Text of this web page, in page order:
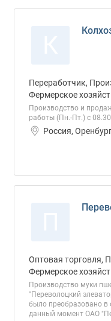
Переработчик,
Фермерское
Производство и
работы (Пн.-Пт.) с
Россия,
Оптовая торговля,
Фермерское
Производство муки
"Переволоцкий
было преобразовано в
данный момент ОАО